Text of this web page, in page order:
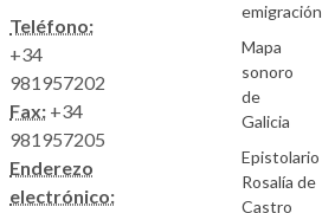
Teléfono:
+34
981957202
Fax: +34
981957205
Enderezo
electrónico:
emigración
Mapa
sonoro
de
Galicia
Epistolario
Rosalía de
Castro